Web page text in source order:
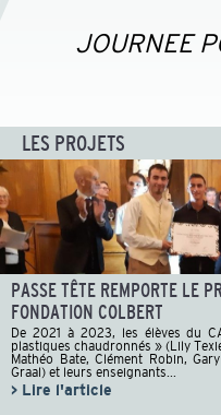
JOURNEE
LES PROJETS
PASSE TÊTE REMPORTE LE
FONDATION COLBERT
De 2021 à 2023, les élèves du
plastiques chaudronnés » (Lily
Mathéo Bate, Clément Robin,
Graal) et leurs enseignants...
> Lire l'article